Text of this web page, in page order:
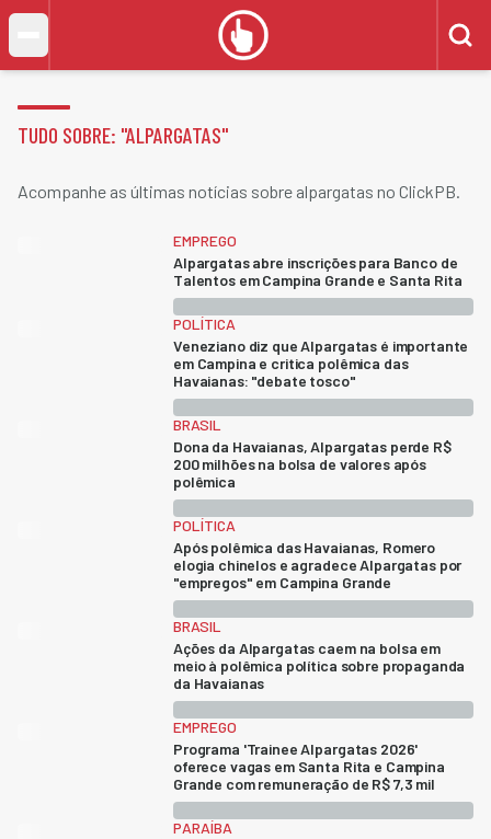
TUDO SOBRE: "ALPARGATAS"
Acompanhe as últimas notícias sobre alpargatas no ClickPB.
EMPREGO
Alpargatas abre inscrições para Banco de
Talentos em Campina Grande e Santa Rita
POLÍTICA
Veneziano diz que Alpargatas é importante
em Campina e critica polêmica das
Havaianas: "debate tosco"
BRASIL
Dona da Havaianas, Alpargatas perde R$
200 milhões na bolsa de valores após
polêmica
POLÍTICA
Após polêmica das Havaianas, Romero
elogia chinelos e agradece Alpargatas por
"empregos" em Campina Grande
BRASIL
Ações da Alpargatas caem na bolsa em
meio à polêmica política sobre propaganda
da Havaianas
EMPREGO
Programa 'Trainee Alpargatas 2026'
oferece vagas em Santa Rita e Campina
Grande com remuneração de R$ 7,3 mil
PARAÍBA